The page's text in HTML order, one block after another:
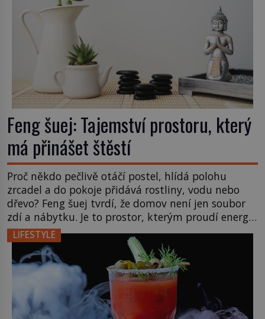
Feng šuej: Tajemství prostoru, který
má přinášet štěstí
Proč někdo pečlivě otáčí postel, hlídá polohu
zrcadel a do pokoje přidává rostliny, vodu nebo
dřevo? Feng šuej tvrdí, že domov není jen soubor
zdí a nábytku. Je to prostor, kterým proudí energie
čchi a jeho uspořádání může ovlivňovat, jak se v
něm člověk cítí. Feng šuej má kořeny ve staré Číně
a jeho historie […]
LIFESTYLE